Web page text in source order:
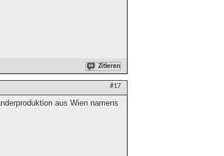
Zitieren
#17
aus Wien namens